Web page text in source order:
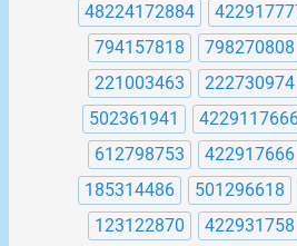
48224172884
794157818
798270808
221003463
222730974
502361941
612798753
422917666
185314486
501296618
123122870
422931758